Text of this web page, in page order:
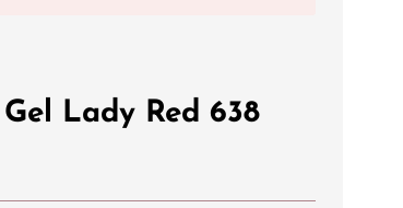
Lady Red 638